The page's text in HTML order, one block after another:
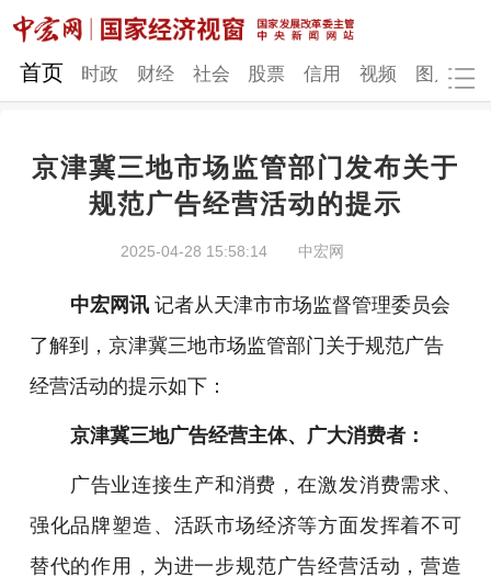
网站地图
时政 财经 社会 股票
图片
地方发展
首页 时政 财经 社会 股票 信用 视频 图片
京津冀三地市场监管部门发布关于
规范广告经营活动的提示
2025-04-28 15:58:14 中宏网
中宏网讯 记者从天津市市场监督管理委员会
了解到，京津冀三地市场监管部门关于规范广告
经营活动的提示如下：
京津冀三地广告经营主体、广大消费者：
广告业连接生产和消费，在激发消费需求、
强化品牌塑造、活跃市场经济等方面发挥着不可
替代的作用，为进一步规范广告经营活动，营造